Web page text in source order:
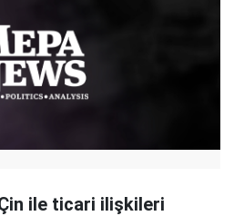
ile ticari ilişkileri